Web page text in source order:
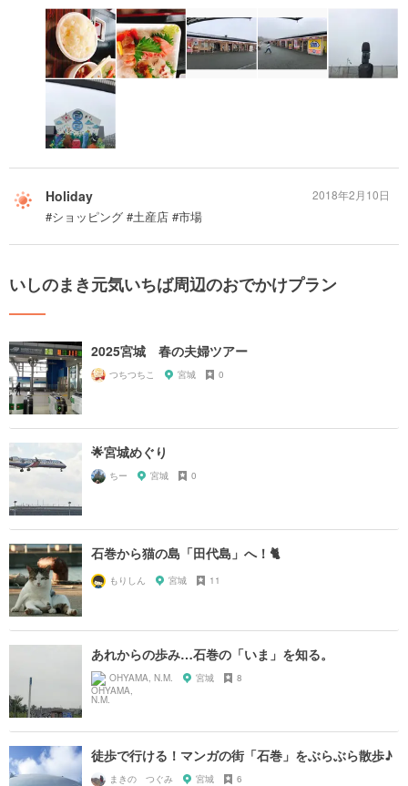
Holiday
#ショッピング #土産店 #市場
2018年2月10日
いしのまき元気いちば周辺のおでかけプラン
2025宮城 春の夫婦ツアー
つちつちこ 宮城 0
🌟宮城めぐり
ちー 宮城 0
石巻から猫の島「田代島」へ！🐈
もりしん 宮城 11
あれからの歩み…石巻の「いま」を知る。
OHYAMA, N.M. 宮城 8
徒歩で行ける！マンガの街「石巻」をぶらぶら散歩♪
まきの つぐみ 宮城 6